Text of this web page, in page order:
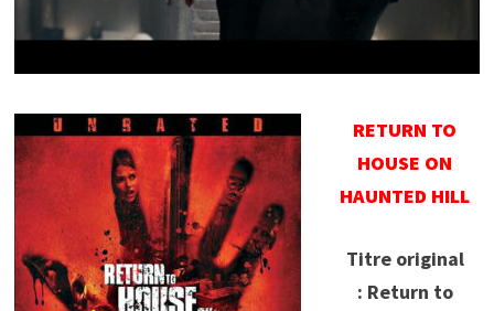
RETURN TO
HOUSE ON
HAUNTED HILL
Titre original
: Return to